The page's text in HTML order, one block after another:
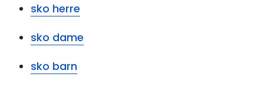
sko herre
sko dame
sko barn